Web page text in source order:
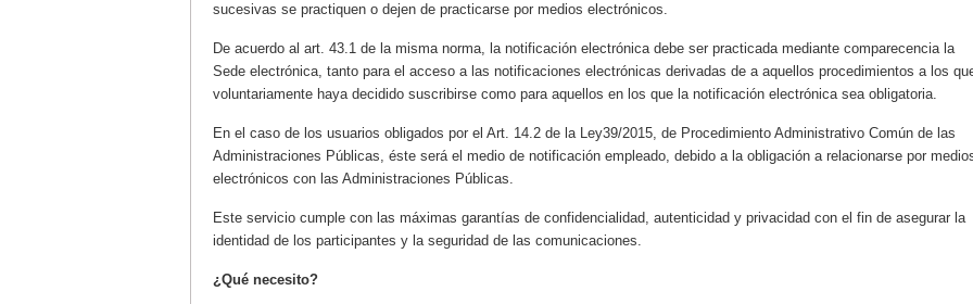
sucesivas se practiquen o dejen de practicarse por medios electrónicos.
De acuerdo al art. 43.1 de la misma norma, la notificación electrónica debe ser practicada mediante comparecencia la
Sede electrónica, tanto para el acceso a las notificaciones electrónicas derivadas de a aquellos procedimientos a los
voluntariamente haya decidido suscribirse como para aquellos en los que la notificación electrónica sea obligatoria.
En el caso de los usuarios obligados por el Art. 14.2 de la Ley39/2015, de Procedimiento Administrativo Común de las
Administraciones Públicas, éste será el medio de notificación empleado, debido a la obligación a relacionarse por
electrónicos con las Administraciones Públicas.
Este servicio cumple con las máximas garantías de confidencialidad, autenticidad y privacidad con el fin de asegurar la
identidad de los participantes y la seguridad de las comunicaciones.
¿Qué necesito?